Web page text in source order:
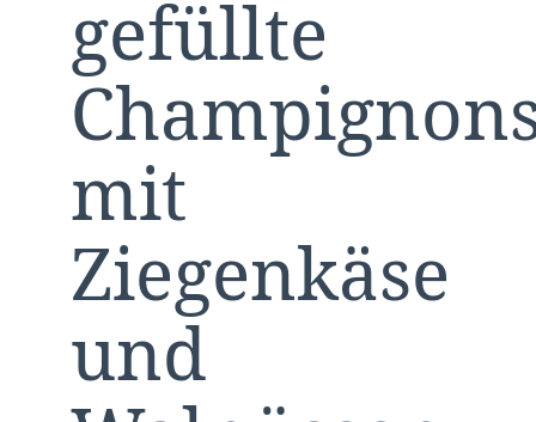
gefüllte
mit
Ziegenkäse
und